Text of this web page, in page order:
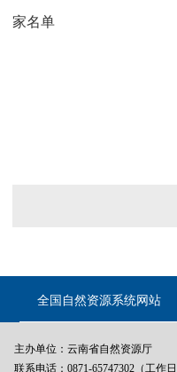
家名单
全国自然资源系统网站
主办单位：云南省自然资源厅
联系电话：0871-65747302（工作日